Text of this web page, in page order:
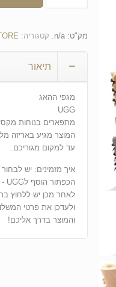
מק"ט: n/a
. קטגוריה:
תיאור
מגפי ההאג
UGG
מתפארים בנוחות
המוצר מגיע באריזה
עד למקום מגוריכם.
איך מזמינים: יש
הכפתור הוסף לUGG - משלוח חינם הקניות.
ולעדכן את פרטי
והמוצר בדרך אליכם!